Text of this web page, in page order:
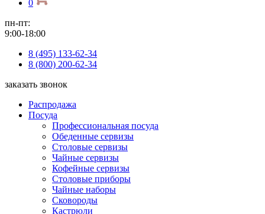
0
пн-пт:
9:00-18:00
8 (495) 133-62-34
8 (800) 200-62-34
заказать звонок
Распродажа
Посуда
Профессиональная посуда
Обеденные сервизы
Столовые сервизы
Чайные сервизы
Кофейные сервизы
Столовые приборы
Чайные наборы
Сковороды
Кастрюли